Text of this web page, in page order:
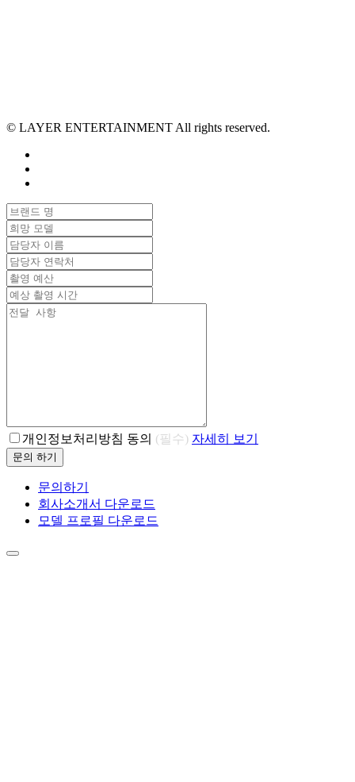
© LAYER ENTERTAINMENT All rights reserved.
개인정보처리방침 동의 (필수) 자세히 보기
문의 하기
문의하기
회사소개서 다운로드
모델 프로필 다운로드